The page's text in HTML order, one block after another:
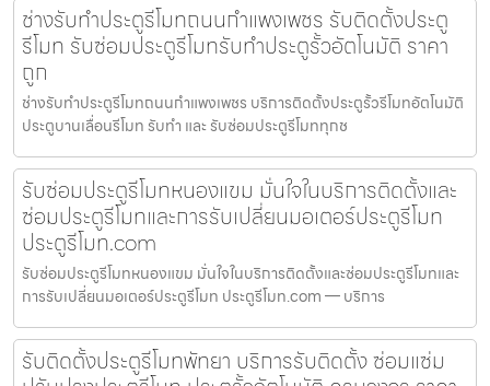
ช่างรับทำประตูรีโมทถนนกำแพงเพชร รับติดตั้งประตู
รีโมท รับซ่อมประตูรีโมทรับทำประตูรั้วอัตโนมัติ ราคา
ถูก
ช่างรับทำประตูรีโมทถนนกำแพงเพชร บริการติดตั้งประตูรั้วรีโมทอัตโนมัติ
ประตูบานเลื่อนรีโมท รับทำ และ รับซ่อมประตูรีโมททุกช
รับซ่อมประตูรีโมทหนองแขม มั่นใจในบริการติดตั้งและ
ซ่อมประตูรีโมทและการรับเปลี่ยนมอเตอร์ประตูรีโมท
ประตูรีโมท.com
รับซ่อมประตูรีโมทหนองแขม มั่นใจในบริการติดตั้งและซ่อมประตูรีโมทและ
การรับเปลี่ยนมอเตอร์ประตูรีโมท ประตูรีโมท.com — บริการ
รับติดตั้งประตูรีโมทพัทยา บริการรับติดตั้ง ซ่อมแซ่ม